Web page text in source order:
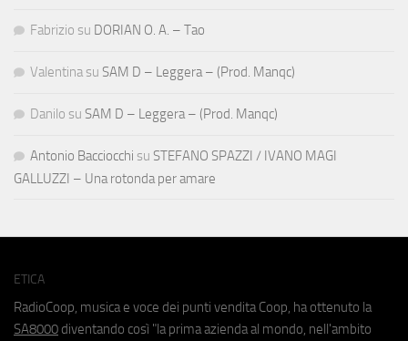
Fabrizio su DORIAN O. A. – Tao
Valentina su SAM D – Leggera – (Prod. Manqc)
Danilo su SAM D – Leggera – (Prod. Manqc)
Antonio Bacciocchi su STEFANO SPAZZI / IVANO MAGI
GALLUZZI – Una rotonda per amare
ETICA
RadioCoop, musica e voce dei punti vendita Coop, ha ottenuto la
SA8000 diventando così "la prima azienda al mondo, nell'ambito